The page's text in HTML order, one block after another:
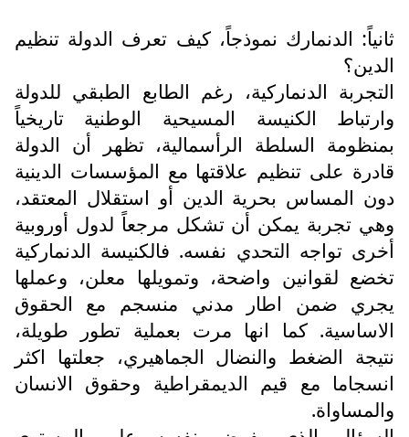
ثانياً: الدنمارك نموذجاً، كيف تعرف الدولة تنظيم
الدين؟
التجربة الدنماركية، رغم الطابع الطبقي للدولة
وارتباط الكنيسة المسيحية الوطنية تاريخياً
بمنظومة السلطة الرأسمالية، تظهر أن الدولة
قادرة على تنظيم علاقتها مع المؤسسات الدينية
دون المساس بحرية الدين أو استقلال المعتقد،
وهي تجربة يمكن أن تشكل مرجعاً لدول أوروبية
أخرى تواجه التحدي نفسه. فالكنيسة الدنماركية
تخضع لقوانين واضحة، وتمويلها معلن، وعملها
يجري ضمن اطار مدني منسجم مع الحقوق
الاساسية. كما انها مرت بعملية تطور طويلة،
نتيجة الضغط والنضال الجماهيري، جعلتها اكثر
انسجاما مع قيم الديمقراطية وحقوق الانسان
والمساواة.